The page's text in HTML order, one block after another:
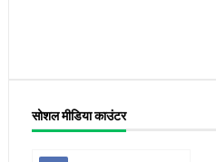
सोशल मीडिया काउंटर